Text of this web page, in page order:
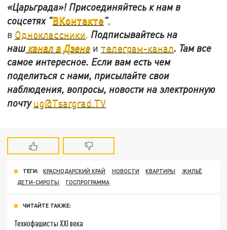
«Царьграда»! Присоединяйтесь к нам в
соцсетях "ВКонтакте",
в Одноклассники. Подписывайтесь на
нашканал в Дзене и телеграм-канал. Там все
самое интересное. Если вам есть чем
поделиться с нами, присылайте свои
наблюдения, вопросы, новости на электронную
почтуug@Tsargrad.TV
ТЕГИ: КРАСНОДАРСКИЙ КРАЙ НОВОСТИ КВАРТИРЫ
ЖИЛЬЁ
ДЕТИ-СИРОТЫ
ГОСПРОГРАММА
ЧИТАЙТЕ ТАКЖЕ:
Технофашисты XXI века